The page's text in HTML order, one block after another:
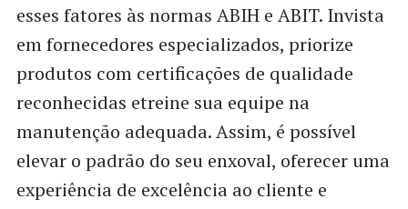
esses fatores às normas ABIH e ABIT. Invista
em fornecedores especializados, priorize
produtos com certificações de qualidade
reconhecidas etreine sua equipe na
manutenção adequada. Assim, é possível
elevar o padrão do seu enxoval, oferecer uma
experiência de excelência ao cliente e